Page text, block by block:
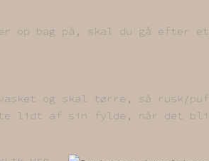
op bag på, skal du gå
vasket og skal tørre, så
lidt af sin fylde, når det